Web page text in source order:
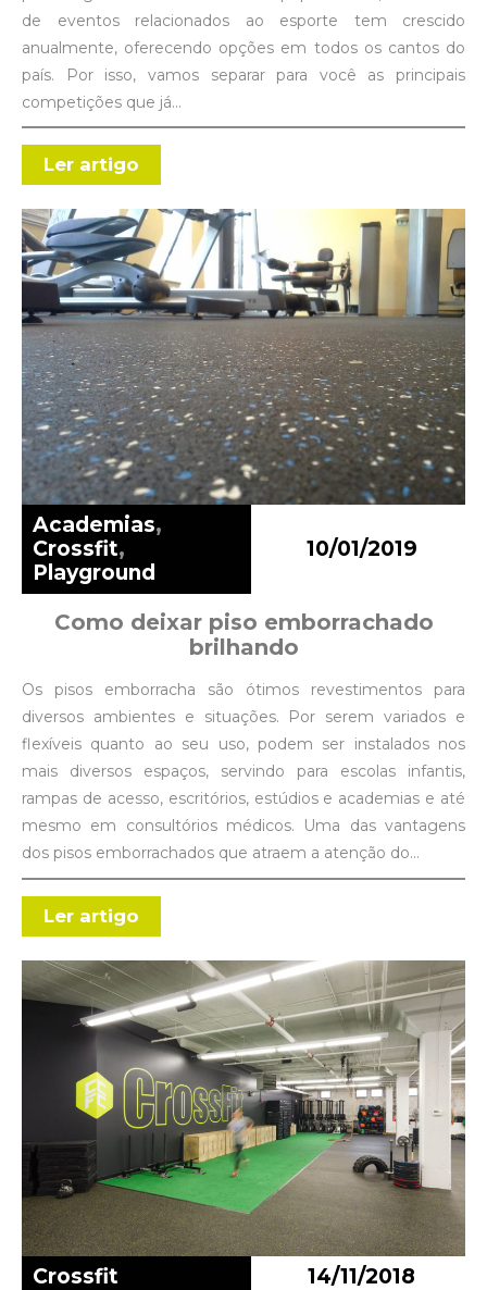
de eventos relacionados ao esporte tem crescido
anualmente, oferecendo opções em todos os cantos do
país. Por isso, vamos separar para você as principais
competições que já…
Ler artigo
Como deixar piso emborrachado
brilhando
Academias,
Crossfit,
Playground
10/01/2019
Os pisos emborracha são ótimos revestimentos para
diversos ambientes e situações. Por serem variados e
flexíveis quanto ao seu uso, podem ser instalados nos
mais diversos espaços, servindo para escolas infantis,
rampas de acesso, escritórios, estúdios e academias e até
mesmo em consultórios médicos. Uma das vantagens
dos pisos emborrachados que atraem a atenção do…
Ler artigo
Crossfit 14/11/2018